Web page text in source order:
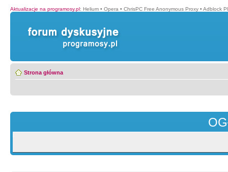
Aktualizacje na programosy.pl: Helium • Opera • ChrisPC Free Anonymous Proxy • Adblock
Strona główna